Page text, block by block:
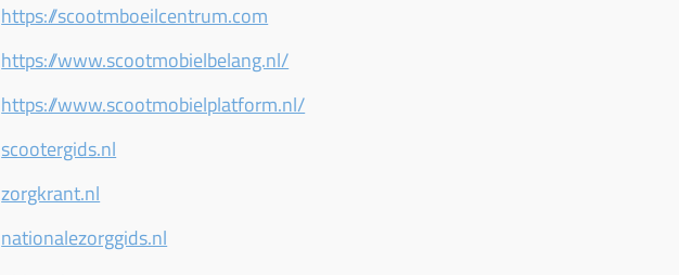
https://scootmboeilcentrum.com
https://www.scootmobielbelang.nl/
https://www.scootmobielplatform.nl/
scootergids.nl
zorgkrant.nl
nationalezorggids.nl